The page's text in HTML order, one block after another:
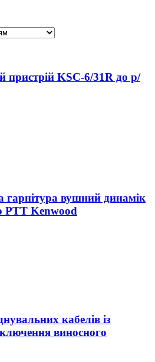
пристрій KSC-6/31R до р/
гарнітура вушний динамік
РТТ Kenwood
кабелів із
виносного